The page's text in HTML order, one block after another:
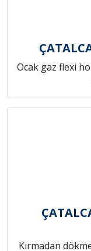
Ocak gaz flexi
Kırmadan